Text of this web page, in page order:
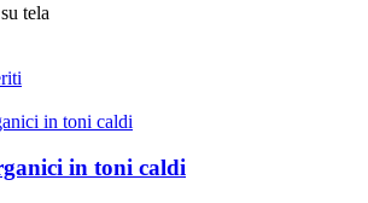
tela
in toni caldi